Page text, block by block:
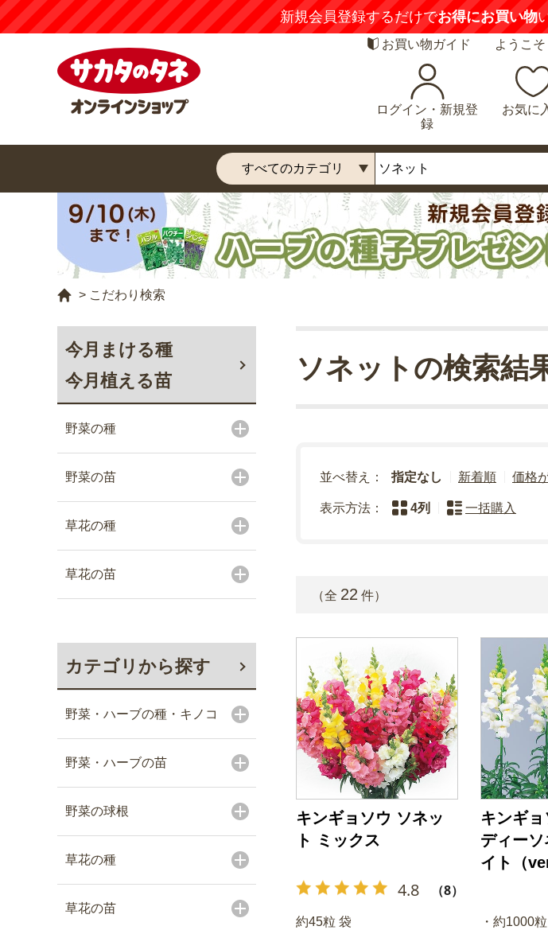
新規会員登録するだけでお得にお買い物
お買い物ガイド ようこそ
ログイン・新規登
録
お気に
> こだわり検索
今月まける種
今月植える苗
野菜の種
野菜の苗
草花の種
草花の苗
カテゴリから探す
野菜・ハーブの種・キノコ
野菜・ハーブの苗
野菜の球根
草花の種
草花の苗
ソネットの検索結
並べ替え： 指定なし 新着順 価格
表示方法： 4列 一括購入
（全 22 件）
キンギョソウ ソネッ
ト ミックス
4.8 （8）
約45粒 袋
キンギ
ディー
イト（
・約1000